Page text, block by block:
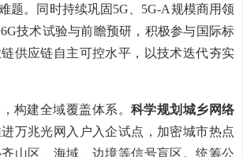
题。同时持续巩固5G、5G-A规模商用领
技术试验与前瞻预研，积极参与国际标
供应链自主可控水平，以技术迭代夯实
构建全域覆盖体系。 科学规划城乡网络
万兆光网入户入企试点，加密城市热点
山区、海域、边境等信号盲区。统筹公